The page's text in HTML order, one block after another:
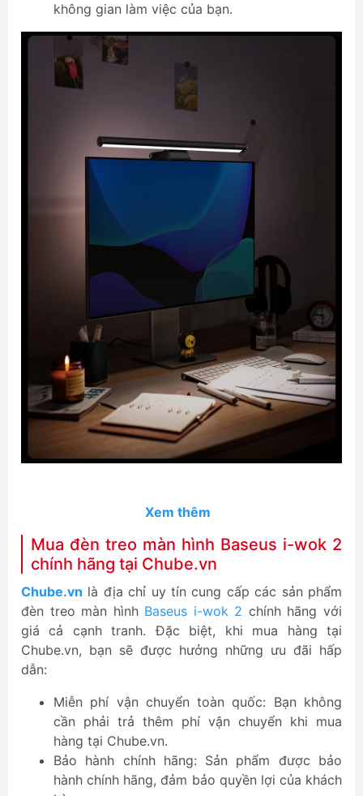
không gian làm việc của bạn.
Xem thêm
Mua đèn treo màn hình Baseus i-wok 2
chính hãng tại Chube.vn
Chube.vn là địa chỉ uy tín cung cấp các sản phẩm
đèn treo màn hình Baseus i-wok 2 chính hãng với
giá cả cạnh tranh. Đặc biệt, khi mua hàng tại
Chube.vn, bạn sẽ được hưởng những ưu đãi hấp
dẫn:
Miễn phí vận chuyển toàn quốc: Bạn không
cần phải trả thêm phí vận chuyển khi mua
hàng tại Chube.vn.
Bảo hành chính hãng: Sản phẩm được bảo
hành chính hãng, đảm bảo quyền lợi của khách